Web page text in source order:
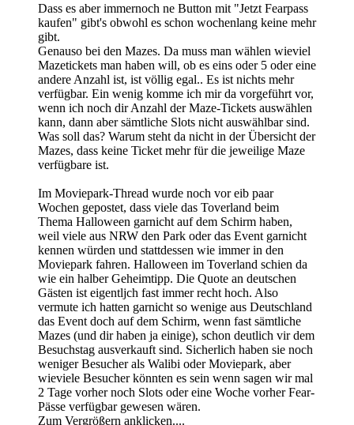
Dass es aber immernoch ne Button mit "Jetzt Fearpass
kaufen" gibt's obwohl es schon wochenlang keine mehr
gibt.
Genauso bei den Mazes. Da muss man wählen wieviel
Mazetickets man haben will, ob es eins oder 5 oder eine
andere Anzahl ist, ist völlig egal.. Es ist nichts mehr
verfügbar. Ein wenig komme ich mir da vorgeführt vor,
wenn ich noch dir Anzahl der Maze-Tickets auswählen
kann, dann aber sämtliche Slots nicht auswählbar sind.
Was soll das? Warum steht da nicht in der Übersicht der
Mazes, dass keine Ticket mehr für die jeweilige Maze
verfügbare ist.
Im Moviepark-Thread wurde noch vor eib paar
Wochen gepostet, dass viele das Toverland beim
Thema Halloween garnicht auf dem Schirm haben,
weil viele aus NRW den Park oder das Event garnicht
kennen würden und stattdessen wie immer in den
Moviepark fahren. Halloween im Toverland schien da
wie ein halber Geheimtipp. Die Quote an deutschen
Gästen ist eigentljch fast immer recht hoch. Also
vermute ich hatten garnicht so wenige aus Deutschland
das Event doch auf dem Schirm, wenn fast sämtliche
Mazes (und dir haben ja einige), schon deutlich vir dem
Besuchstag ausverkauft sind. Sicherlich haben sie noch
weniger Besucher als Walibi oder Moviepark, aber
wieviele Besucher könnten es sein wenn sagen wir mal
2 Tage vorher noch Slots oder eine Woche vorher Fear-
Pässe verfügbar gewesen wären.
Zum Vergrößern anklicken....